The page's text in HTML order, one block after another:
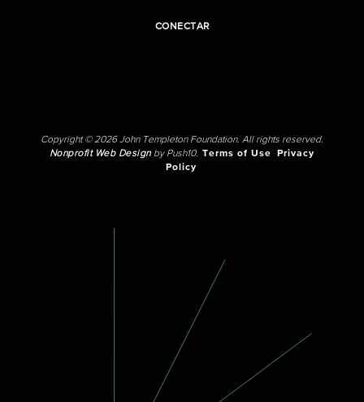
CONECTAR
Copyright © 2026 John Templeton Foundation. All rights reserved.
Nonprofit Web Designby Push10. Terms of Use
Privacy
Policy